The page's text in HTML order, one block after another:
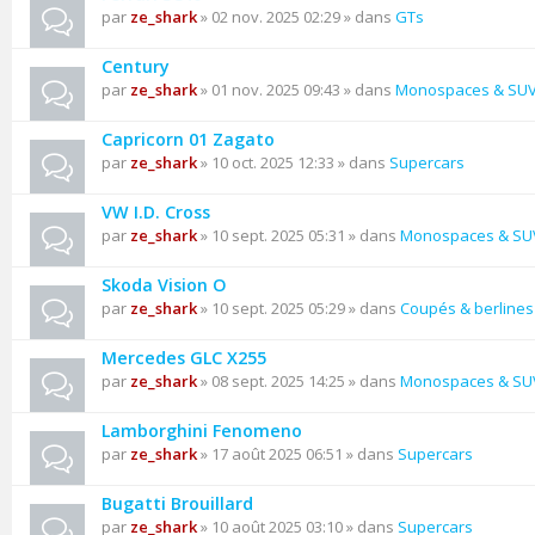
par ze_shark» 02 nov. 2025 02:29 » dans GTs
Century
par ze_shark» 01 nov. 2025 09:43 » dans Monospaces &
Capricorn 01 Zagato
par ze_shark» 10 oct. 2025 12:33 » dans Supercars
VW I.D. Cross
par ze_shark» 10 sept. 2025 05:31 » dans Monospaces &
Skoda Vision O
par ze_shark» 10 sept. 2025 05:29 » dans Coupés & berlines
Mercedes GLC X255
par ze_shark» 08 sept. 2025 14:25 » dans Monospaces &
Lamborghini Fenomeno
par ze_shark» 17 août 2025 06:51 » dans Supercars
Bugatti Brouillard
par ze_shark» 10 août 2025 03:10 » dans Supercars